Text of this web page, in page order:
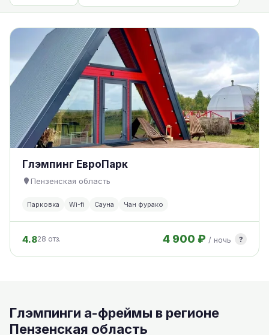
Глэмпинг ЕвроПарк
Пензенская область
Парковка Wi-fi Сауна Чан фурако
4.828 отз. 4 900 ₽ / ночь ?
Глэмпинги а-фреймы в регионе
Пензенская область